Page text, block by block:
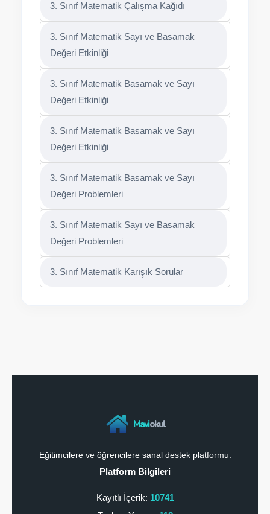
3. Sınıf Matematik Çalışma Kağıdı
3. Sınıf Matematik Sayı ve Basamak
Değeri Etkinliği
3. Sınıf Matematik Basamak ve Sayı
Değeri Etkinliği
3. Sınıf Matematik Basamak ve Sayı
Değeri Etkinliği
3. Sınıf Matematik Basamak ve Sayı
Değeri Problemleri
3. Sınıf Matematik Sayı ve Basamak
Değeri Problemleri
3. Sınıf Matematik Karışık Sorular
Maviokul
Eğitimcilere ve öğrencilere sanal destek platformu.
Platform Bilgileri
Kayıtlı İçerik: 10741